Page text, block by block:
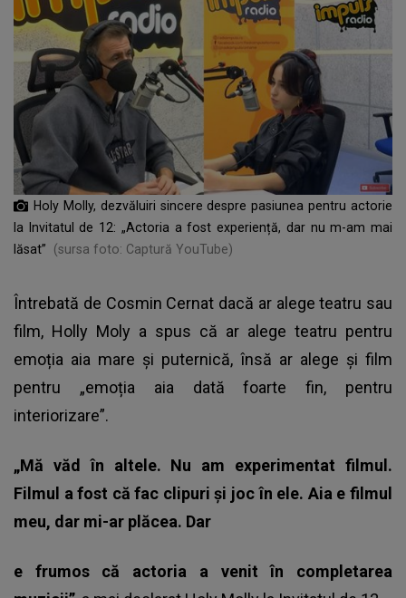
Holy Molly, dezvăluiri sincere despre pasiunea pentru actorie
la Invitatul de 12: „Actoria a fost experiență, dar nu m-am mai
lăsat”
(sursa foto: Captură YouTube)
Întrebată de Cosmin Cernat dacă ar alege teatru sau
film, Holly Moly a spus că ar alege teatru pentru
emoția aia mare și puternică, însă ar alege și film
pentru „emoția aia dată foarte fin, pentru
interiorizare”.
„Mă văd în altele. Nu am experimentat filmul.
Filmul a fost că fac clipuri și joc în ele. Aia e filmul
meu, dar mi-ar plăcea. Dar
e frumos că actoria a venit în completarea